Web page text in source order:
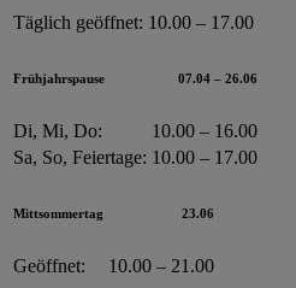
Täglich geöffnet: 10.00 – 17.00
Frühjahrspause 07.04 – 26.06
Di, Mi, Do:
10.00 – 16.00
Sa, So, Feiertage: 10.00 – 17.00
Mittsommertag 23.06
Geöffnet: 10.00 – 21.00